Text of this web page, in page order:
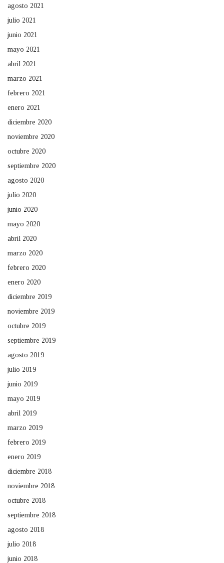
agosto 2021
julio 2021
junio 2021
mayo 2021
abril 2021
marzo 2021
febrero 2021
enero 2021
diciembre 2020
noviembre 2020
octubre 2020
septiembre 2020
agosto 2020
julio 2020
junio 2020
mayo 2020
abril 2020
marzo 2020
febrero 2020
enero 2020
diciembre 2019
noviembre 2019
octubre 2019
septiembre 2019
agosto 2019
julio 2019
junio 2019
mayo 2019
abril 2019
marzo 2019
febrero 2019
enero 2019
diciembre 2018
noviembre 2018
octubre 2018
septiembre 2018
agosto 2018
julio 2018
junio 2018